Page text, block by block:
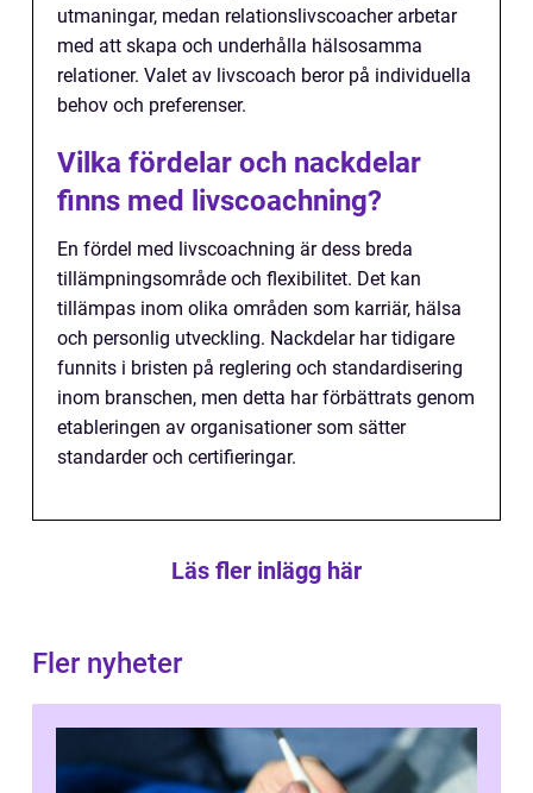
utmaningar, medan relationslivscoacher arbetar
med att skapa och underhålla hälsosamma
relationer. Valet av livscoach beror på individuella
behov och preferenser.
Vilka fördelar och nackdelar
finns med livscoachning?
En fördel med livscoachning är dess breda
tillämpningsområde och flexibilitet. Det kan
tillämpas inom olika områden som karriär, hälsa
och personlig utveckling. Nackdelar har tidigare
funnits i bristen på reglering och standardisering
inom branschen, men detta har förbättrats genom
etableringen av organisationer som sätter
standarder och certifieringar.
Läs fler inlägg här
Fler nyheter